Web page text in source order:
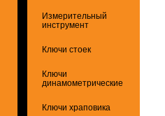
Измерительный
инструмент
Ключи стоек
Ключи
динамометрические
Ключи храповика